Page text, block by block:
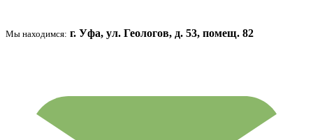
Мы находимся: г. Уфа, ул. Геологов, д. 53, помещ. 82